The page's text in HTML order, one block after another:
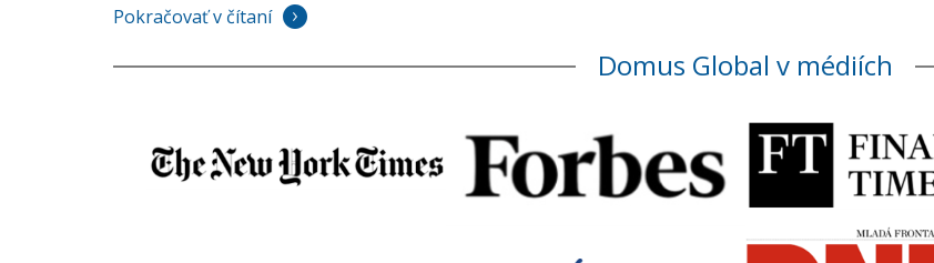
Pokračovať v čítaní
Domus Global v médiích